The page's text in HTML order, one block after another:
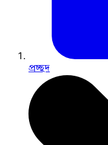
প্রচ্ছদ